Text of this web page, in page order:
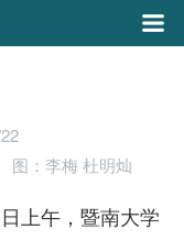
图：李梅 杜明灿
上午，暨南大学